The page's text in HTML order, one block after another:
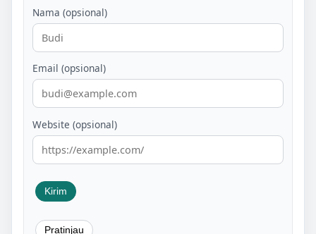
Nama (opsional)
Email (opsional)
Website (opsional)